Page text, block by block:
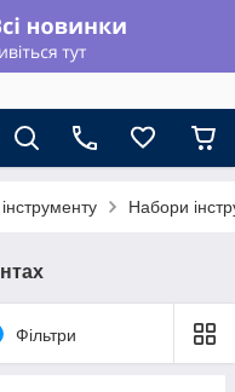
Набори
Фільтри